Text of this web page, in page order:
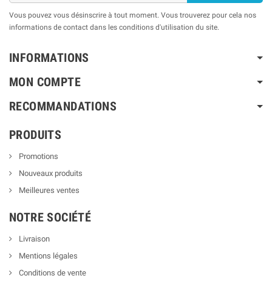
Vous pouvez vous désinscrire à tout moment. Vous trouverez pour cela nos
informations de contact dans les conditions d'utilisation du site.
INFORMATIONS
MON COMPTE
RECOMMANDATIONS
PRODUITS
Promotions
Nouveaux produits
Meilleures ventes
NOTRE SOCIÉTÉ
Livraison
Mentions légales
Conditions de vente